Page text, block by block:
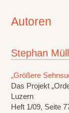
Autoren
Stephan
„Größere
Das Projekt
Luzern
Heft 1/09, Seite